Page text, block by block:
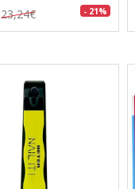
23,24€ - 21%